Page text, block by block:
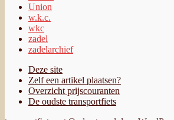
Union
w.k.c.
wkc
zadel
zadelarchief
Deze site
Zelf een artikel plaatsen?
Overzicht prijscouranten
De oudste transportfiets